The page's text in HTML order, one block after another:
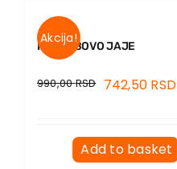
Akcija!
KOLUMBOVO JAJE
990,00RSD 742,50 RSD
Add to basket